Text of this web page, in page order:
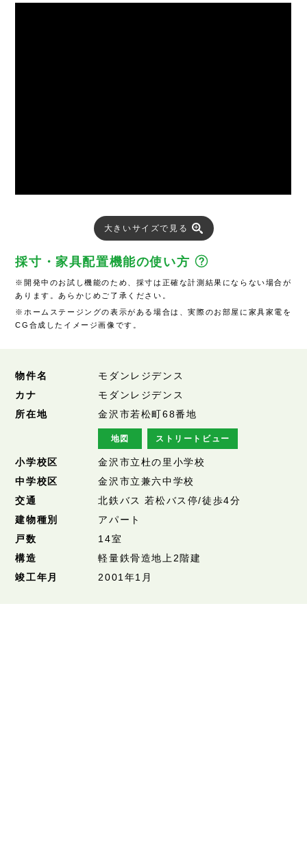
大きいサイズで見る
採寸・家具配置機能の使い方
※開発中のお試し機能のため、採寸は正確な計測結果にならない場合が
あります。あらかじめご了承ください。
※ホームステージングの表示がある場合は、実際のお部屋に家具家電を
CG合成したイメージ画像です。
物件名
モダンレジデンス
カナ
モダンレジデンス
所在地
金沢市若松町68番地
地図 ストリートビュー
小学校区
金沢市立杜の里小学校
中学校区
金沢市立兼六中学校
交通
北鉄バス 若松バス停/徒歩4分
建物種別
アパート
戸数
14室
構造
軽量鉄骨造地上2階建
竣工年月
2001年1月